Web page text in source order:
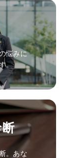
悩みに
。
。あな